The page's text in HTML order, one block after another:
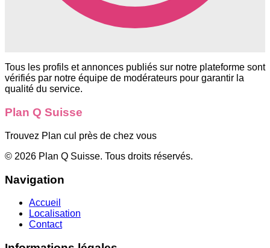
Tous les profils et annonces publiés sur notre plateforme sont
vérifiés par notre équipe de modérateurs pour garantir la
qualité du service.
Plan Q Suisse
Trouvez Plan cul près de chez vous
© 2026 Plan Q Suisse. Tous droits réservés.
Navigation
Accueil
Localisation
Contact